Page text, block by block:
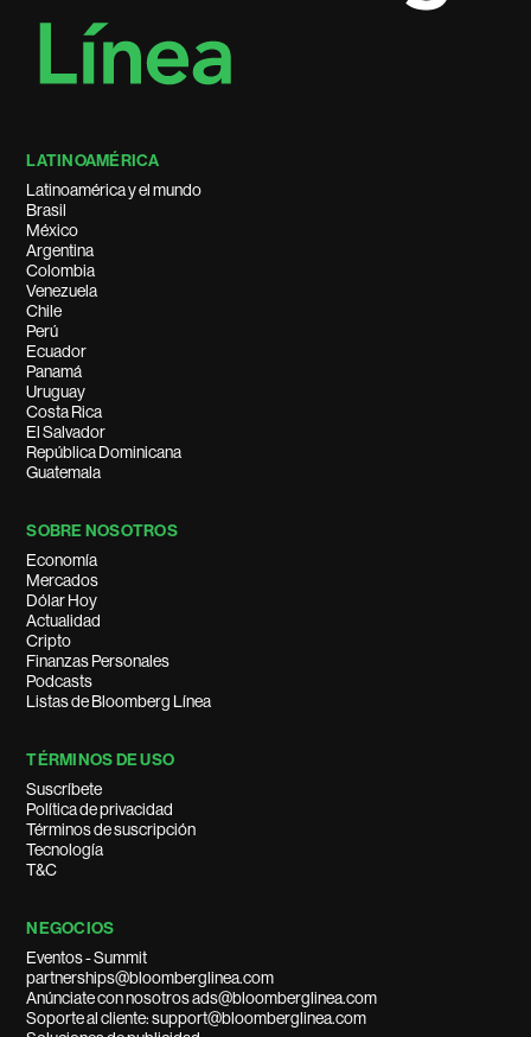
LATINOAMÉRICA
Latinoamérica y el mundo
Brasil
México
Argentina
Colombia
Venezuela
Chile
Perú
Ecuador
Panamá
Uruguay
Costa Rica
El Salvador
República Dominicana
Guatemala
SOBRE NOSOTROS
Economía
Mercados
Dólar Hoy
Actualidad
Cripto
Finanzas Personales
Podcasts
Listas de Bloomberg Línea
TÉRMINOS DE USO
Suscríbete
Política de privacidad
Términos de suscripción
Tecnología
T&C
NEGOCIOS
Eventos - Summit
partnerships@bloomberglinea.com
Anúnciate con nosotros ads@bloomberglinea.com
Soporte al cliente: support@bloomberglinea.com